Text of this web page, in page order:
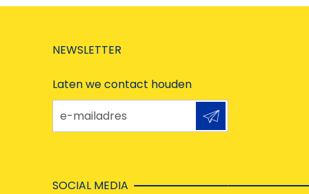
NEWSLETTER
Laten we contact houden
e-mailadres
SOCIAL MEDIA